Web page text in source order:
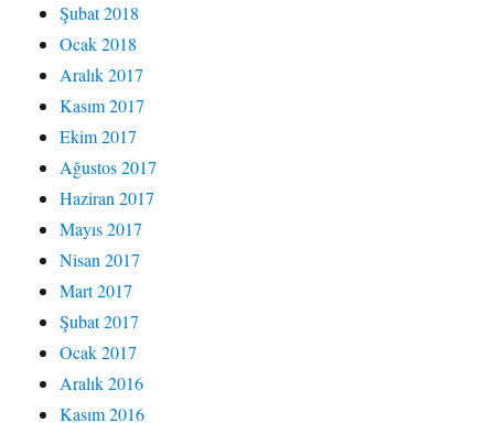
Şubat 2018
Ocak 2018
Aralık 2017
Kasım 2017
Ekim 2017
Ağustos 2017
Haziran 2017
Mayıs 2017
Nisan 2017
Mart 2017
Şubat 2017
Ocak 2017
Aralık 2016
Kasım 2016